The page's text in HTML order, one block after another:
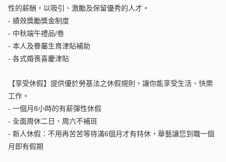
性的薪酬，以吸引、激勵及保留優秀的人才。
- 績效獎勵獎金制度
- 中秋端午禮品/卷
- 本人及眷屬生育津貼補助
- 各式婚喪喜慶津貼
【享受休假】提供優於勞基法之休假規則，讓你能享受生活、快樂
工作。
- 一個月8小時的有薪彈性休假
- 全面周休二日、周六不補班
- 新人休假：不用再苦苦等待滿6個月才有特休，華藝讓您到職一個
月即有假期